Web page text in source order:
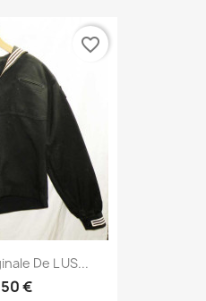
De L US...
€
favorite_border